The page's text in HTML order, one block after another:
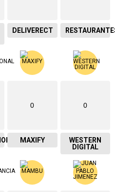
DELIVERECT
0
MAXIFY
0
WESTERN
DIGITAL